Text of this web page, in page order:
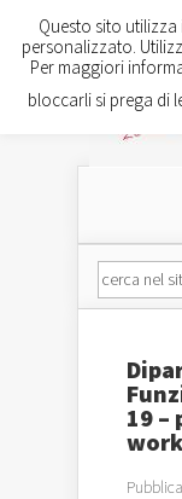
19
Questo sito
personalizzato.
Per maggiori
bloccarli si prega di